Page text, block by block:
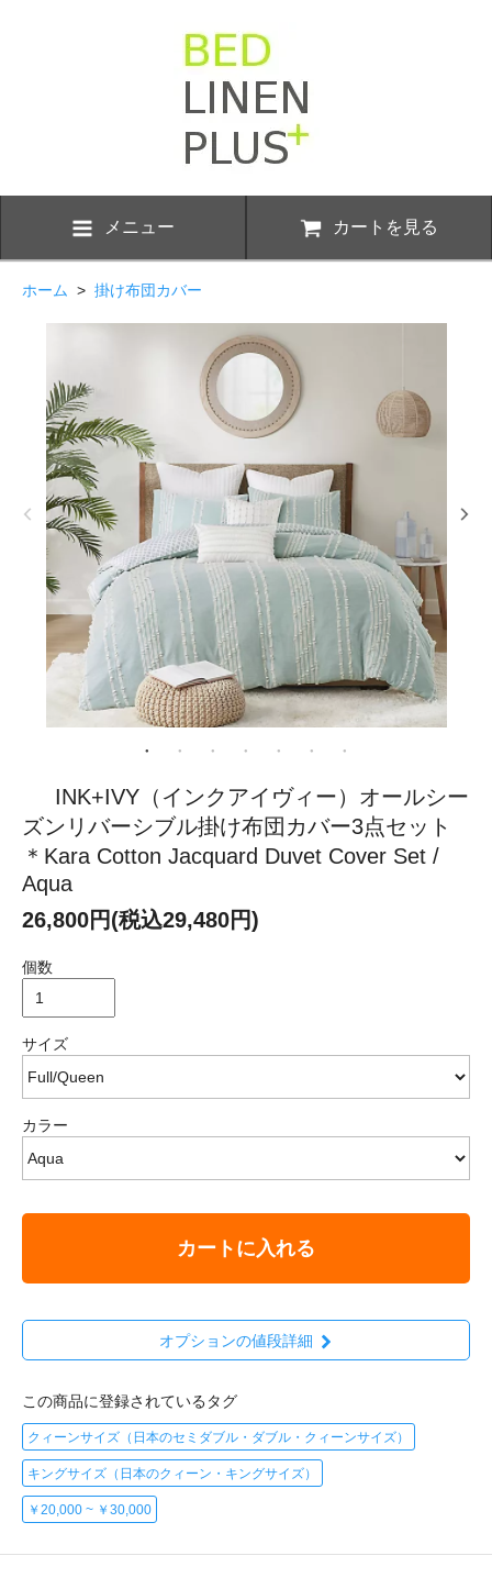
メニュー カートを見る
ホーム > 掛け布団カバー
INK+IVY（インクアイヴィー）オールシー
ズンリバーシブル掛け布団カバー3点セット
＊Kara Cotton Jacquard Duvet Cover Set /
Aqua
26,800円(税込29,480円)
個数
サイズ
カラー
カートに入れる
オプションの値段詳細
この商品に登録されているタグ
クィーンサイズ（日本のセミダブル・ダブル・クィーンサイズ）
キングサイズ（日本のクィーン・キングサイズ）
￥20,000 ~ ￥30,000